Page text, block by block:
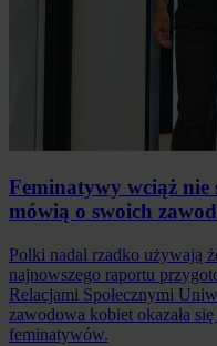
Feminatywy wciąż nie
mówią o swoich
Polki nadal rzadko używają
najnowszego raportu
Relacjami Społecznymi
zawodowa kobiet okazała
feminatywów.